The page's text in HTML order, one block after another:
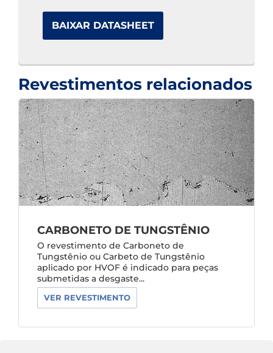
BAIXAR DATASHEET
Revestimentos relacionados
CARBONETO DE TUNGSTÊNIO
O revestimento de Carboneto de
Tungstênio ou Carbeto de Tungstênio
aplicado por HVOF é indicado para peças
submetidas a desgaste...
VER REVESTIMENTO